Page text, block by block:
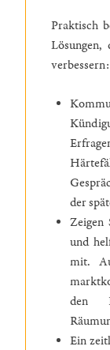
Praktisch
verbessern:
der
und
mit.
den
Ein